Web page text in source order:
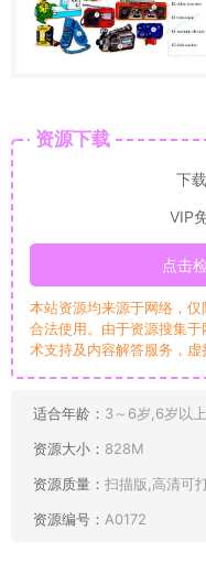
资源下载
下
VIP
点击
本站资源均来源于网络，
合法使用。由于资源搜集
术支持及内容解答服务，虚
适合年龄： 3～6岁,6岁以上
资源大小： 828M
资源质量： 扫描版,高清可
资源编号： A0172